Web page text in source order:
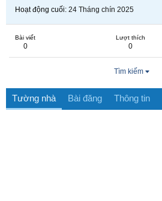
Hoạt động cuối 24 Tháng chín 2025
Bài viết
0
Lượt thích
0
Tìm kiếm
Tường nhà Bài đăng Thông tin